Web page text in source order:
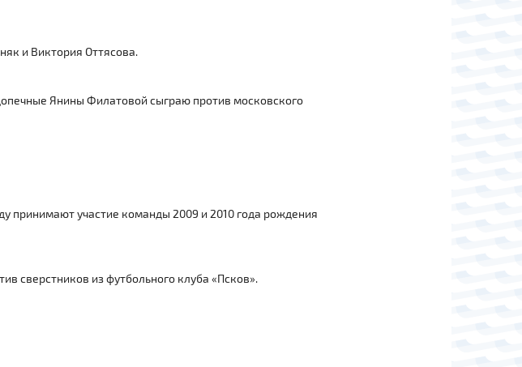
и Виктория Оттясова.
Янины Филатовой сыграю против московского
принимают участие команды 2009 и 2010 года рождения
сверстников из футбольного клуба «Псков».